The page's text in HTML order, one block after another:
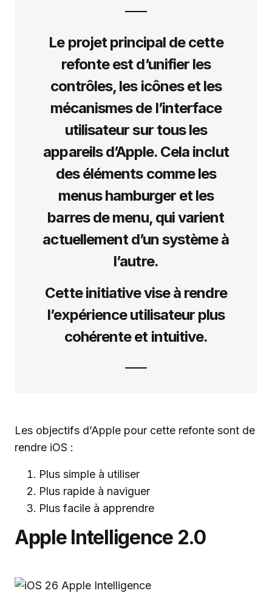
Le projet principal de cette
refonte est d’unifier les
contrôles, les icônes et les
mécanismes de l’interface
utilisateur sur tous les
appareils d’Apple. Cela inclut
des éléments comme les
menus hamburger et les
barres de menu, qui varient
actuellement d’un système à
l’autre.
Cette initiative vise à rendre
l’expérience utilisateur plus
cohérente et intuitive.
Les objectifs d’Apple pour cette refonte sont de
rendre iOS :
Plus simple à utiliser
Plus rapide à naviguer
Plus facile à apprendre
Apple Intelligence 2.0